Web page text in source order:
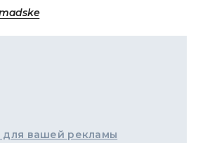
для вашей рекламы